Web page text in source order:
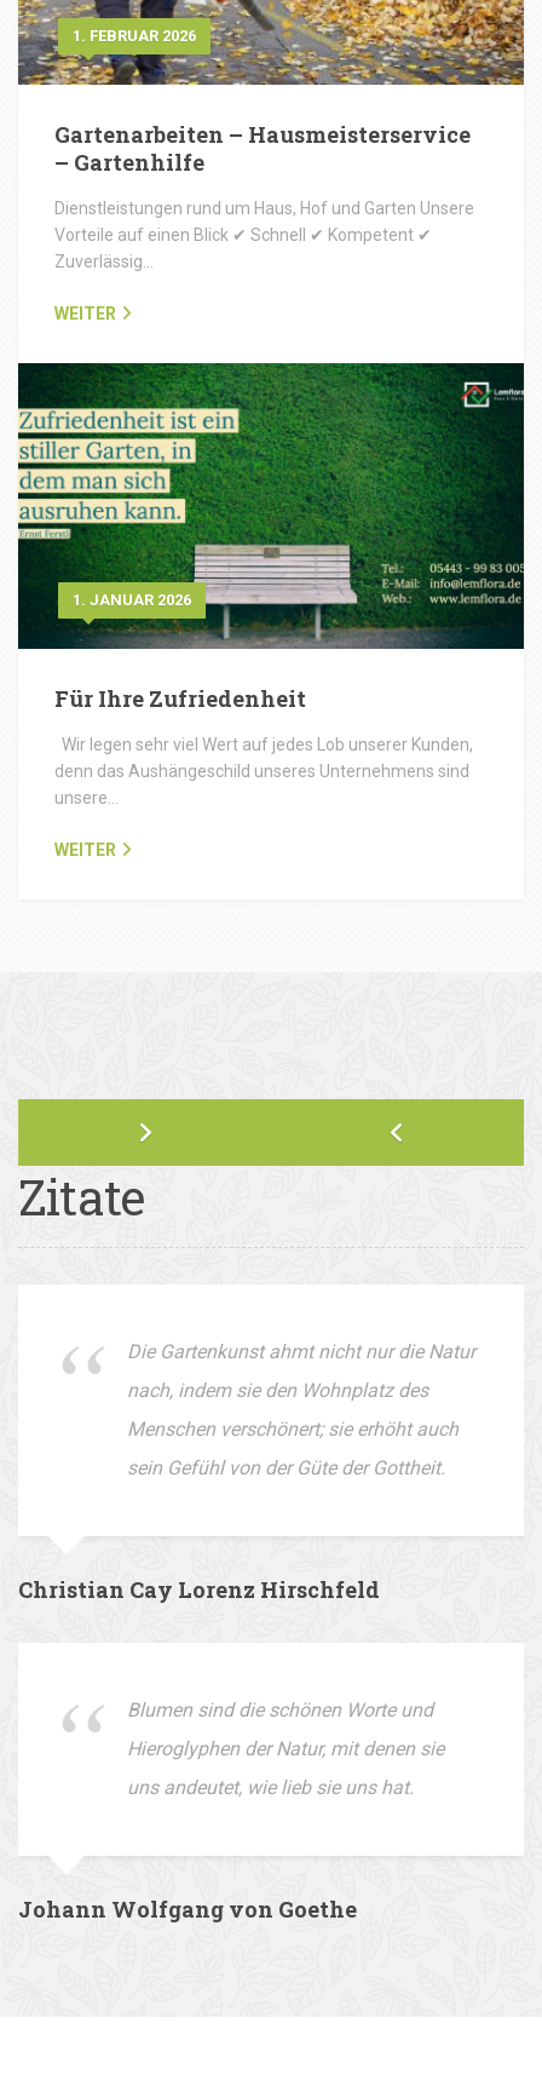
1. FEBRUAR 2026
Gartenarbeiten – Hausmeisterservice
– Gartenhilfe
Dienstleistungen rund um Haus, Hof und Garten Unsere
Vorteile auf einen Blick ✔ Schnell ✔ Kompetent ✔
Zuverlässig…
WEITER
1. JANUAR 2026
Für Ihre Zufriedenheit
Wir legen sehr viel Wert auf jedes Lob unserer Kunden,
denn das Aushängeschild unseres Unternehmens sind
unsere…
WEITER
Zitate
Die Gartenkunst ahmt nicht nur die Natur
nach, indem sie den Wohnplatz des
Menschen verschönert; sie erhöht auch
sein Gefühl von der Güte der Gottheit.
Christian Cay Lorenz Hirschfeld
Blumen sind die schönen Worte und
Hieroglyphen der Natur, mit denen sie
uns andeutet, wie lieb sie uns hat.
Johann Wolfgang von Goethe